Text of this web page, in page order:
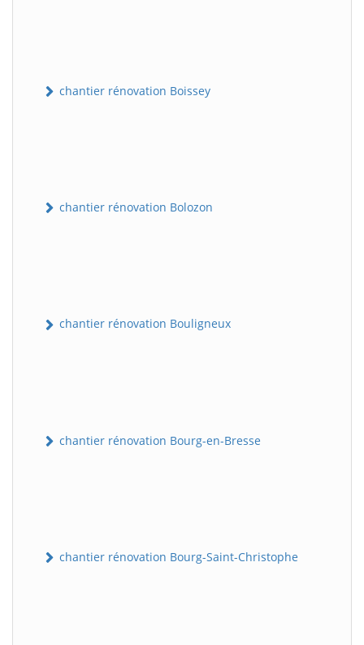
chantier rénovation Boissey
chantier rénovation Bolozon
chantier rénovation Bouligneux
chantier rénovation Bourg-en-Bresse
chantier rénovation Bourg-Saint-Christophe